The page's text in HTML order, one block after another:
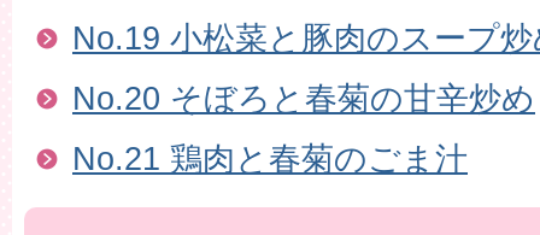
No.19 小松菜と豚肉のスープ
No.20 そぼろと春菊の甘辛炒め
No.21 鶏肉と春菊のごま汁